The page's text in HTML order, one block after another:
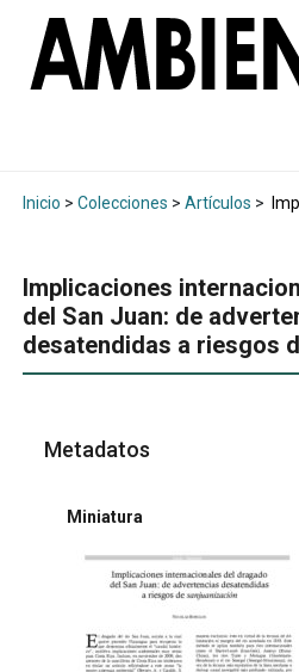
Inicio > Colecciones > Artículos >
Implicaciones
del San Juan: de
desatendidas a riesgos
Metadatos
Miniatura